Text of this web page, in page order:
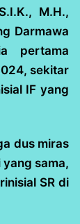
M.H.,
Darmawa
pertama
sekitar
IF yang
dus miras
sama,
SR di